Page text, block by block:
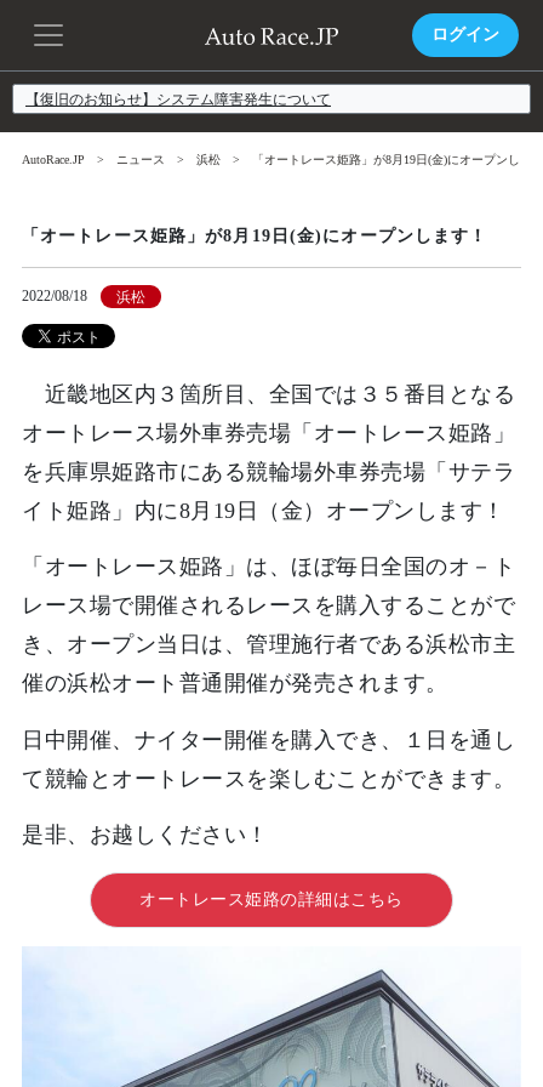
ログイン
【復旧のお知らせ】システム障害発生について
AutoRace.JP ニュース 浜松 「オートレース姫路」が8月19日(金)にオープンしま
「オートレース姫路」が8月19日(金)にオープンします！
2022/08/18 浜松
近畿地区内３箇所目、全国では３５番目となる
オートレース場外車券売場「オートレース姫路」
を兵庫県姫路市にある競輪場外車券売場「サテラ
イト姫路」内に8月19日（金）オープンします！
「オートレース姫路」は、ほぼ毎日全国のオ－ト
レース場で開催されるレースを購入することがで
き、オープン当日は、管理施行者である浜松市主
催の浜松オート普通開催が発売されます。
日中開催、ナイター開催を購入でき、１日を通し
て競輪とオートレースを楽しむことができます。
是非、お越しください！
オートレース姫路の詳細はこちら